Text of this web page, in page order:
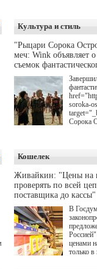
Культура и стиль
"Рыцари Сорока
меч: Wink объявляет
съемок
soroka-
Сорока
Сергея
роли в
Артем
Гухман,
Кошелек
Живайкин: "Цены на
проверять по всей
поставщика до кассы"
В
ценами
только в